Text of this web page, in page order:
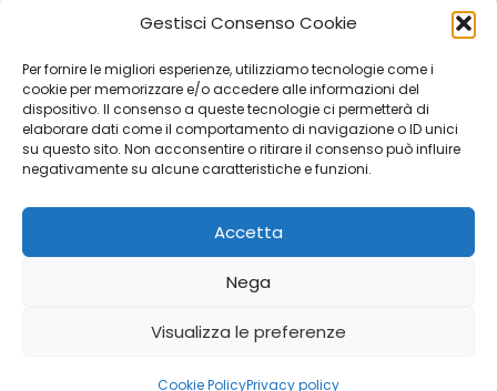
Gestisci Consenso Cookie
Per fornire le migliori esperienze, utilizziamo tecnologie come i
cookie per memorizzare e/o accedere alle informazioni del
dispositivo. Il consenso a queste tecnologie ci permetterà di
elaborare dati come il comportamento di navigazione o ID unici
su questo sito. Non acconsentire o ritirare il consenso può influire
negativamente su alcune caratteristiche e funzioni.
Accetta
Nega
Visualizza le preferenze
Cookie PolicyPrivacy policy
ESOTIK GARDEN SOCIETA' AGRICOLA SEMPLICE P.IVA: IT03707710541 C.F:
03707710541 VIA EZIO RUBEGNI 14 06023 - GUALDO TADINO (PG) - IT
PEC: esotikgarden@pec.it